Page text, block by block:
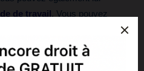
de travail . Vous pouvez
Vous pouvez également utiliser
le meilleur rédacteur expert